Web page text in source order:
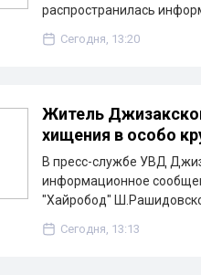
распространилась
Сегодня, 13:20
Житель
хищения в особо
В пресс-службе УВД
информационное
"Хайробод"
Сегодня, 13:13